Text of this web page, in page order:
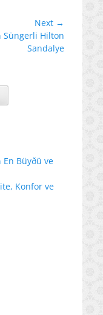
Next →
Süngerli Hilton
Sandalye
En Büyðü ve
Konfor ve